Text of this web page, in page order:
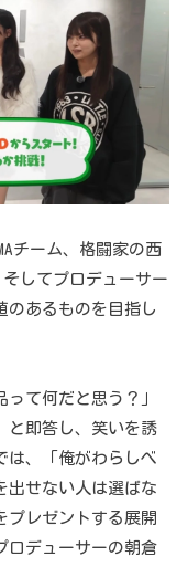
チーム、格闘家の西
そしてプロデューサー
のあるものを目指し
て何だと思う？」
と即答し、笑いを誘
は、「俺がわらしべ
出せない人は選ばな
プレゼントする展開
ロデューサーの朝倉